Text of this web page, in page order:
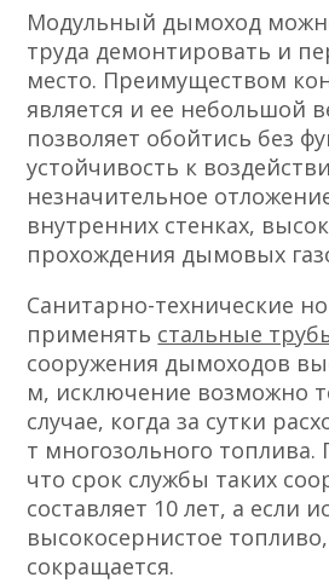
Модульный дымоход
труда демонтировать и
место. Преимуществом
является и ее небольшой
позволяет обойтись без
устойчивость к
незначительное
внутренних стенках,
прохождения дымовых
Санитарно-технические
применять стальные
сооружения дымоходов
м, исключение возможно
случае, когда за сутки
т многозольного
что срок службы таких
составляет 10 лет, а если
высокосернистое
сокращается.